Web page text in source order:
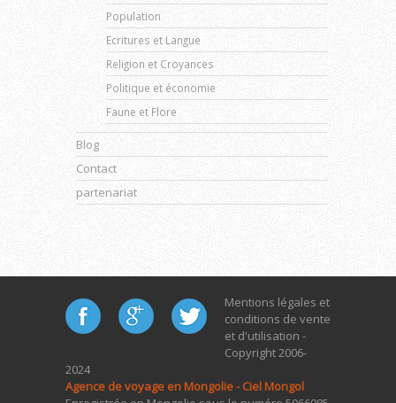
Population
Ecritures et Langue
Religion et Croyances
Politique et économie
Faune et Flore
Blog
Contact
partenariat
Mentions légales et
conditions de vente
et d'utilisation -
Copyright 2006-
2024
Agence de voyage en Mongolie - Ciel Mongol